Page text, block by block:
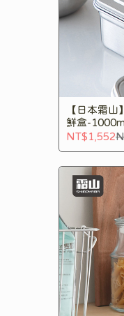
【日本霜
鮮盒-
NT$1,552